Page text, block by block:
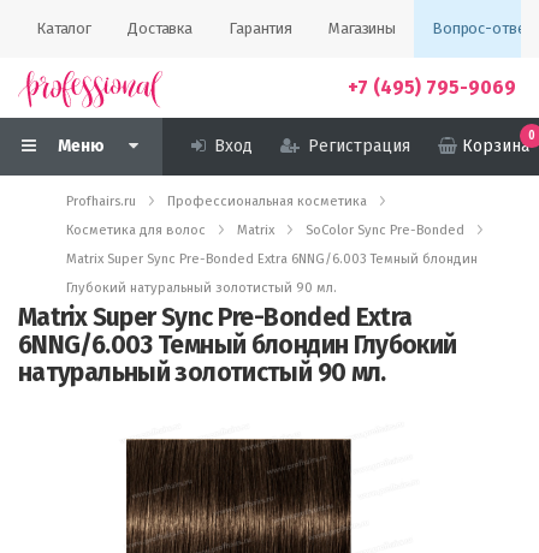
Каталог Доставка Гарантия Магазины Вопрос-ответ
+7 (495) 795-9069
Меню Вход Регистрация Корзина
0
Profhairs.ru
Профессиональная косметика
Косметика для волос
Matrix
SoColor Sync Pre-Bonded
Matrix Super Sync Pre-Bonded Extra 6NNG/6.003 Темный блондин
Глубокий натуральный золотистый 90 мл.
Matrix Super Sync Pre-Bonded Extra
6NNG/6.003 Темный блондин Глубокий
натуральный золотистый 90 мл.